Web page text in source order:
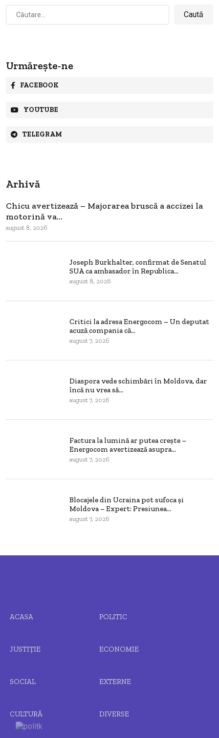
Caută
după:
Urmărește-ne
FACEBOOK
YOUTUBE
TELEGRAM
Arhivă
Chicu avertizează – Majorarea bruscă a accizei la
motorină va...
august 8, 2026
Joseph Burkhalter, confirmat de Senatul
SUA ca ambasador în Republica...
august 8, 2026
Critici la adresa Energocom – Un deputat
acuză compania că...
august 7, 2026
Diaspora vede schimbări în Moldova, dar
încă nu vrea să...
august 7, 2026
Factura la lumină ar putea crește –
Energocom avertizează asupra...
august 7, 2026
Blocajele din Ucraina pot sufoca și
Moldova – Expert: Presiunea...
august 7, 2026
ACASA POLITIC
JUSTIȚIE ECONOMIE
SOCIAL EXTERNE
CULTURĂ DIVERSE